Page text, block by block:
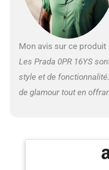
Mon avis sur ce produit
Les Prada 0PR 16YS
style et de
de glamour tout en